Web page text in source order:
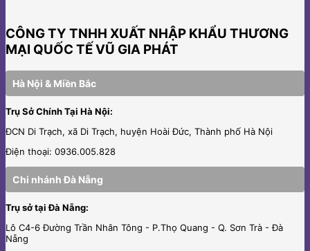
CÔNG TY TNHH XUẤT NHẬP KHẨU THƯƠNG
MẠI QUỐC TẾ VŨ GIA PHÁT
Hà Nội & Miền Bắc
Trụ Sở Chính Tại Hà Nội:
ĐCN Di Trạch, xã Di Trạch, huyện Hoài Đức, Thành phố Hà Nội
Điện thoại: 0936.005.828
Chi nhánh Đà Nẵng
Trụ sở tại Đà Nẵng:
Lô C4-6 Đường Trần Nhân Tông - P.Thọ Quang - Q. Sơn Trà - Đà
Nẵng